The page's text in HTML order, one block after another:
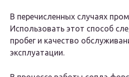
В перечисленных случаях
Использовать этот способ
пробег и качество
эксплуатации.